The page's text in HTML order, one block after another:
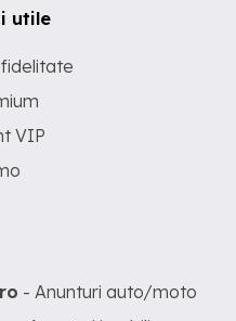
utile
VIP
- Anunturi auto/moto